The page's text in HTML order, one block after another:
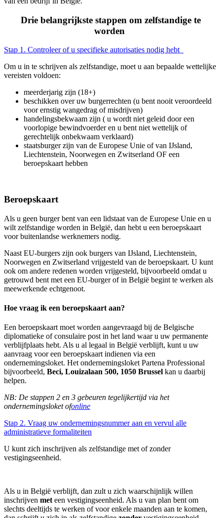
Drie belangrijkste stappen om zelfstandige te
worden
Stap 1. Controleer of u specifieke autorisaties nodig hebt
Om u in te schrijven als zelfstandige, moet u aan bepaalde wettelijke
vereisten voldoen:
meerderjarig zijn (18+)
beschikken over uw burgerrechten (u bent nooit veroordeeld
voor ernstig wangedrag of misdrijven)
handelingsbekwaam zijn ( u wordt niet geleid door een
voorlopige bewindvoerder en u bent niet wettelijk of
gerechtelijk onbekwaam verklaard)
staatsburger zijn van de Europese Unie of van IJsland,
Liechtenstein, Noorwegen en Zwitserland OF een
beroepskaart hebben
Beroepskaart
Als u geen burger bent van een lidstaat van de Europese Unie en u
wilt zelfstandige worden in België, dan hebt u een beroepskaart
voor buitenlandse werknemers nodig.
Naast EU-burgers zijn ook burgers van IJsland, Liechtenstein,
Noorwegen en Zwitserland vrijgesteld van de beroepskaart. U kunt
ook om andere redenen worden vrijgesteld, bijvoorbeeld omdat u
getrouwd bent met een EU-burger of in België begint te werken als
meewerkende echtgenoot.
Hoe vraag ik een beroepskaart aan?
Een beroepskaart moet worden aangevraagd bij de Belgische
diplomatieke of consulaire post in het land waar u uw permanente
verblijfplaats hebt. Als u al legaal in België verblijft, kunt u uw
aanvraag voor een beroepskaart indienen via een
ondernemingsloket. Het ondernemingsloket Partena Professional
bijvoorbeeld, Beci, Louizalaan 500, 1050 Brussel kan u daarbij
helpen.
NB: De stappen 2 en 3 gebeuren tegelijkertijd via het
ondernemingsloket ofonline
Stap 2. Vraag uw ondernemingsnummer aan en vervul alle
administratieve formaliteiten
U kunt zich inschrijven als zelfstandige met of zonder
vestigingseenheid.
Als u in België verblijft, dan zult u zich waarschijnlijk willen
inschrijven met een vestigingseenheid. Als u van plan bent om
slechts deeltijds te werken of voor enkele maanden aan te komen,